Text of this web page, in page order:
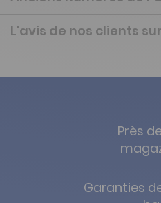
L'avis de nos clients
Près
Garanties